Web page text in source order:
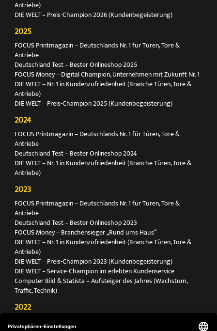
Antriebe)
DIE WELT – Preis-Champion 2026 (Kundenbegeisterung)
2025
FOCUS Printmagazin – Deutschlands Nr. 1 für Türen, Tore &
Antriebe
Deutschland Test – Bester Onlineshop 2025
FOCUS Money – Digital Champion, Unternehmen mit Zukunft Nr. 1
DIE WELT – Nr. 1 in Kundenzufriedenheit (Branche Türen, Tore &
Antriebe)
DIE WELT – Preis-Champion 2025 (Kundenbegeisterung)
2024
FOCUS Printmagazin – Deutschlands Nr. 1 für Türen, Tore &
Antriebe
Deutschland Test – Bester Onlineshop 2024
DIE WELT – Nr. 1 in Kundenzufriedenheit (Branche Türen, Tore &
Antriebe)
2023
FOCUS Printmagazin – Deutschlands Nr. 1 für Türen, Tore &
Antriebe
Deutschland Test – Bester Onlineshop 2023
FOCUS Money – Branchensieger „Rund ums Haus“
DIE WELT – Nr. 1 in Kundenzufriedenheit (Branche Türen, Tore &
Antriebe)
DIE WELT – Preis-Champion 2023 (Kundenbegeisterung)
DIE WELT – Service-Champion im erlebten Kundenservice
Computer Bild & Statista – Aufsteiger des Jahres (Wachstum,
Traffic, Technik)
2022